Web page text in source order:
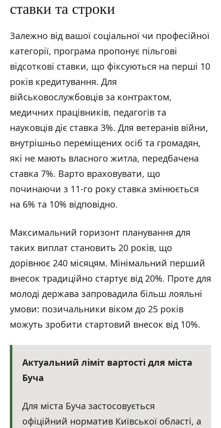
ставки та строки
Залежно від вашої соціальної чи професійної
категорії, програма пропонує пільгові
відсоткові ставки, що фіксуються на перші 10
років кредитування. Для
військовослужбовців за контрактом,
медичних працівників, педагогів та
науковців діє ставка 3%. Для ветеранів війни,
внутрішньо переміщених осіб та громадян,
які не мають власного житла, передбачена
ставка 7%. Варто враховувати, що
починаючи з 11-го року ставка змінюється
на 6% та 10% відповідно.
Максимальний горизонт планування для
таких виплат становить 20 років, що
дорівнює 240 місяцям. Мінімальний перший
внесок традиційно стартує від 20%. Проте для
молоді держава запровадила більш лояльні
умови: позичальники віком до 25 років
можуть зробити стартовий внесок від 10%.
Актуальний ліміт вартості для міста
Буча
Для міста Буча застосовується
офіційний норматив Київської області, а